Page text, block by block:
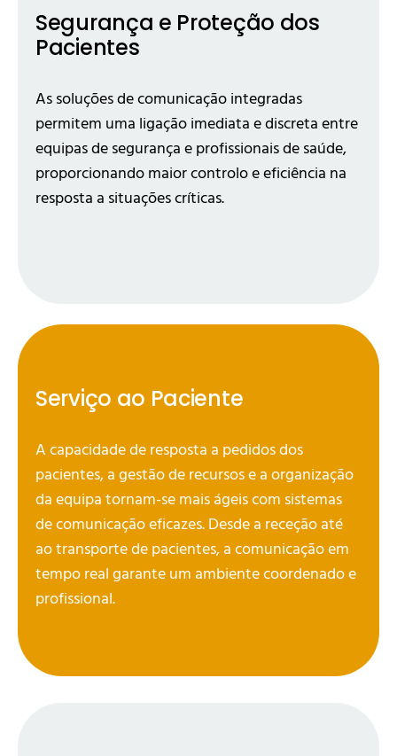
Segurança e Proteção dos
Pacientes
As soluções de comunicação integradas
permitem uma ligação imediata e discreta entre
equipas de segurança e profissionais de saúde,
proporcionando maior controlo e eficiência na
resposta a situações críticas.
Serviço ao Paciente
A capacidade de resposta a pedidos dos
pacientes, a gestão de recursos e a organização
da equipa tornam-se mais ágeis com sistemas
de comunicação eficazes. Desde a receção até
ao transporte de pacientes, a comunicação em
tempo real garante um ambiente coordenado e
profissional.